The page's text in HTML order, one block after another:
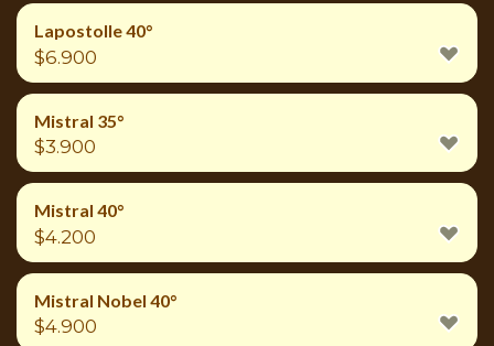
Lapostolle 40°
$6.900
Mistral 35°
$3.900
Mistral 40°
$4.200
Mistral Nobel 40°
$4.900